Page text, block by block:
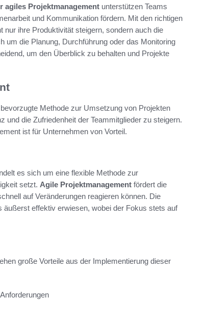
agiles Projektmanagement unterstützen Teams
und Kommunikation fördern. Mit den richtigen
nur ihre Produktivität steigern, sondern auch die
um die Planung, Durchführung oder das Monitoring
um den Überblick zu behalten und Projekte
Methode zur Umsetzung von Projekten
und die Zufriedenheit der Teammitglieder zu steigern.
ist für Unternehmen von Vorteil.
es sich um eine flexible Methode zur
setzt. Agile Projektmanagement fördert die
auf Veränderungen reagieren können. Die
effektiv erwiesen, wobei der Fokus stets auf
große Vorteile aus der Implementierung dieser